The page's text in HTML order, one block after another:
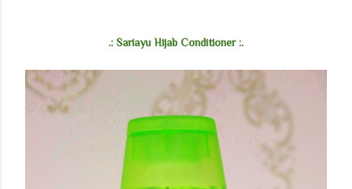
.: Sariayu Hijab Conditioner :.